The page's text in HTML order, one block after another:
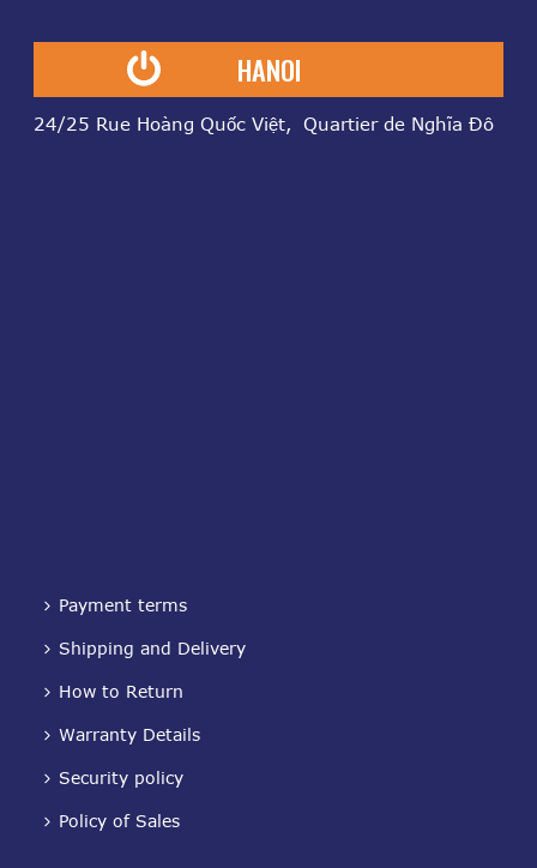
HANOI
24/25 Rue Hoàng Quốc Việt, Quartier de Nghĩa Đô
Payment terms
Shipping and Delivery
How to Return
Warranty Details
Security policy
Policy of Sales